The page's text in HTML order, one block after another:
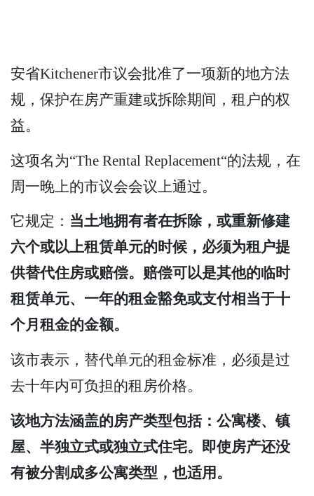
安省Kitchener市议会批准了一项新的地方法
规，保护在房产重建或拆除期间，租户的权
益。
这项名为“The Rental Replacement“的法规，在
周一晚上的市议会会议上通过。
它规定： 当土地拥有者在拆除，或重新修建
六个或以上租赁单元的时候，必须为租户提
供替代住房或赔偿。赔偿可以是其他的临时
租赁单元、一年的租金豁免或支付相当于十
个月租金的金额。
该市表示，替代单元的租金标准，必须是过
去十年内可负担的租房价格。
该地方法涵盖的房产类型包括：公寓楼、镇
屋、半独立式或独立式住宅。即使房产还没
有被分割成多公寓类型，也适用。